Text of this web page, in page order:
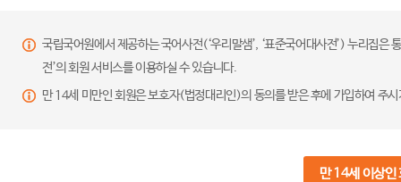
국립국어원에서 제공하는 국어사전(‘우리말샘’, ‘표준국어대사전’) 누리집
전’의 회원 서비스를 이용하실 수 있습니다.
만 14세 미만인 회원은 보호자(법정대리인)의 동의를 받은 후에 가입하여 주
만 14세 이상인